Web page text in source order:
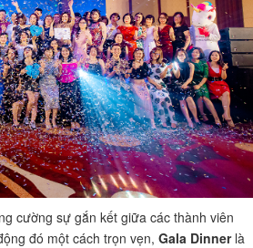
cường sự gắn kết giữa các thành viên
đó một cách trọn vẹn, Gala Dinnerlà